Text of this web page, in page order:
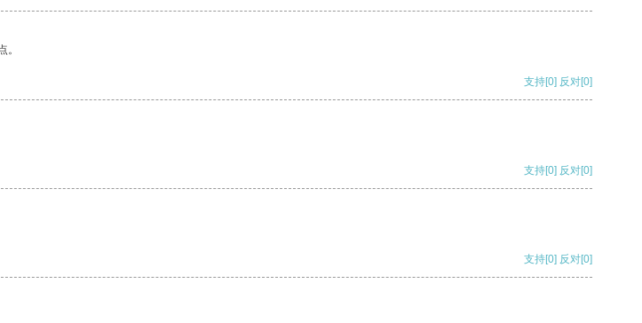
。
支持[0] 反对[0]
支持[0] 反对[0]
支持[0] 反对[0]